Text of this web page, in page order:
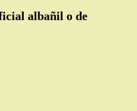
albañil o de